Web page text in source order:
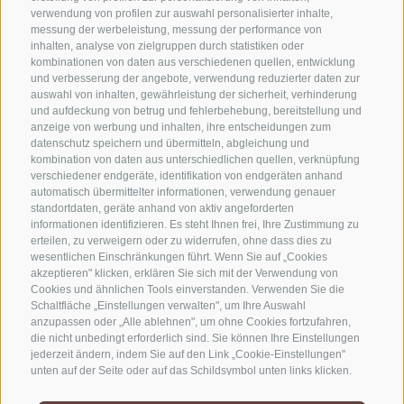
verwendung von profilen zur auswahl personalisierter inhalte,
messung der werbeleistung, messung der performance von
inhalten, analyse von zielgruppen durch statistiken oder
kombinationen von daten aus verschiedenen quellen, entwicklung
und verbesserung der angebote, verwendung reduzierter daten zur
auswahl von inhalten, gewährleistung der sicherheit, verhinderung
und aufdeckung von betrug und fehlerbehebung, bereitstellung und
anzeige von werbung und inhalten, ihre entscheidungen zum
datenschutz speichern und übermitteln, abgleichung und
kombination von daten aus unterschiedlichen quellen, verknüpfung
verschiedener endgeräte, identifikation von endgeräten anhand
automatisch übermittelter informationen, verwendung genauer
standortdaten, geräte anhand von aktiv angeforderten
informationen identifizieren. Es steht Ihnen frei, Ihre Zustimmung zu
erteilen, zu verweigern oder zu widerrufen, ohne dass dies zu
wesentlichen Einschränkungen führt. Wenn Sie auf „Cookies
akzeptieren" klicken, erklären Sie sich mit der Verwendung von
Cookies und ähnlichen Tools einverstanden. Verwenden Sie die
Schaltfläche „Einstellungen verwalten", um Ihre Auswahl
anzupassen oder „Alle ablehnen", um ohne Cookies fortzufahren,
die nicht unbedingt erforderlich sind. Sie können Ihre Einstellungen
jederzeit ändern, indem Sie auf den Link „Cookie-Einstellungen"
unten auf der Seite oder auf das Schildsymbol unten links klicken.
KONTAKTIERE UNS
+39 0472 765325
info@sterzing.com
NEWSLETTER
Bleib am Laufenden
Newsletter Anmelden